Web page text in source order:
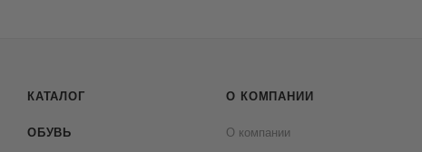
КАТАЛОГ
ОБУВЬ
О КОМПАНИИ
О компании